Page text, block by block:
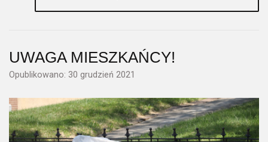
UWAGA MIESZKAŃCY!
Opublikowano: 30 grudzień 2021